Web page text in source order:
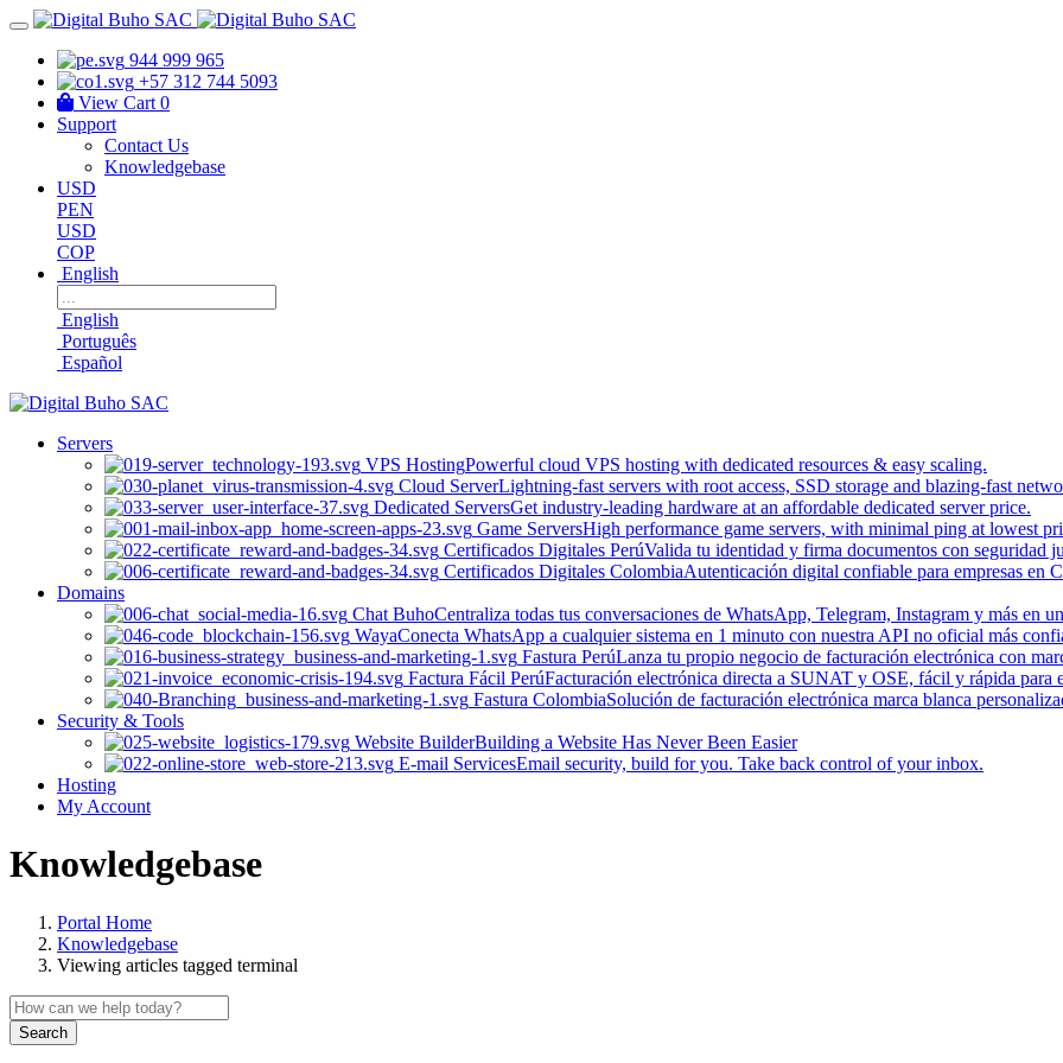
944 999 965
+57 312 744 5093
View Cart 0
Support
Contact Us
Knowledgebase
USD
PEN
USD
COP
English
English
Português
Español
Servers
VPS HostingPowerful cloud VPS hosting with dedicated resources & easy scaling.
Cloud ServerLightning-fast servers with root access, SSD storage and blazing-fast
Dedicated ServersGet industry-leading hardware at an affordable dedicated server price.
Game ServersHigh performance game servers, with minimal ping at lowest
Certificados Digitales PerúValida tu identidad y firma documentos con seguridad
Certificados Digitales ColombiaAutenticación digital confiable para empresas en
Domains
Chat BuhoCentraliza todas tus conversaciones de WhatsApp, Telegram, Instagram y más en
WayaConecta WhatsApp a cualquier sistema en 1 minuto con nuestra API no oficial más
Fastura PerúLanza tu propio negocio de facturación electrónica con
Factura Fácil PerúFacturación electrónica directa a SUNAT y OSE, fácil y rápida para
Fastura ColombiaSolución de facturación electrónica marca blanca
Security & Tools
Website BuilderBuilding a Website Has Never Been Easier
E-mail ServicesEmail security, build for you. Take back control of your inbox.
Hosting
My Account
Knowledgebase
Portal Home
Knowledgebase
Viewing articles tagged terminal
Search